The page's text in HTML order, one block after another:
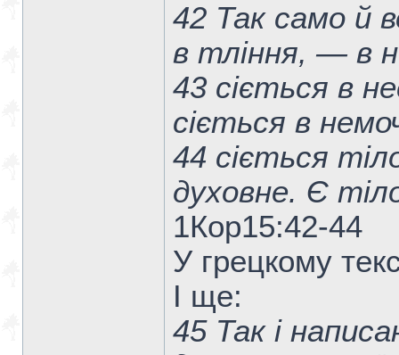
42 Так само й
в тління, — в
43 сіється в
сіється в
44 сіється
духовне. Є
1Кор15:42-44
У грецкому
І ще:
45 Так і